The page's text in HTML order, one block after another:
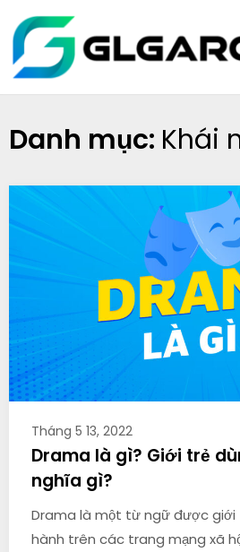
to
content
Danh mục: Khái
Tháng 5 13, 2022
Drama là gì? Giới trẻ
nghĩa gì?
Drama là một từ ngữ được giới
hành trên các trang mạng xã